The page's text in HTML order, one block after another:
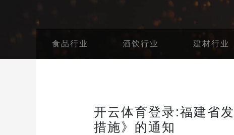
食品行业 酒饮行业 建材行业
开云体育登录:福建省
措施》的通知